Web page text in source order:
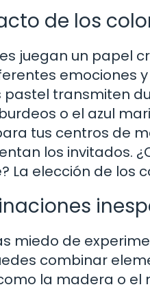
de los
juegan un papel
emociones
pastel transmiten
o el azul
tus centros de
los invitados.
La elección de los
miedo de
combinar
la madera o el